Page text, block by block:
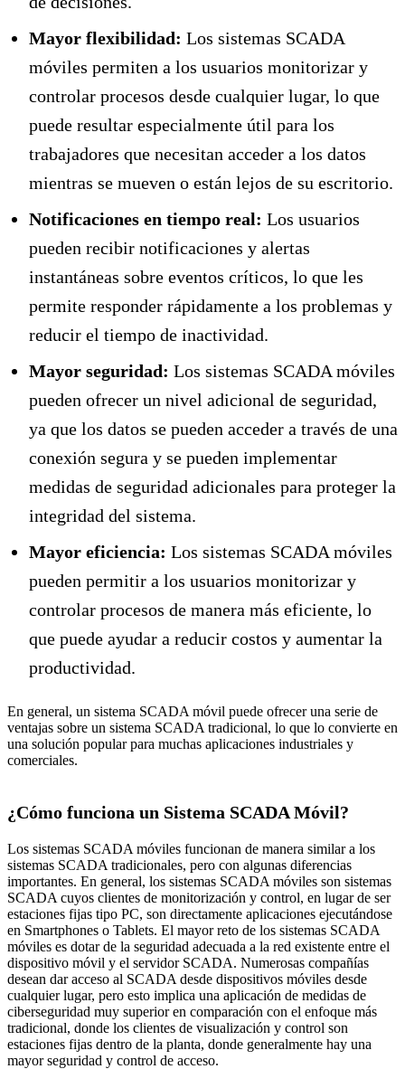
Mayor flexibilidad: Los sistemas SCADA
móviles permiten a los usuarios monitorizar y
controlar procesos desde cualquier lugar, lo que
puede resultar especialmente útil para los
trabajadores que necesitan acceder a los datos
mientras se mueven o están lejos de su escritorio.
Notificaciones en tiempo real: Los usuarios
pueden recibir notificaciones y alertas
instantáneas sobre eventos críticos, lo que les
permite responder rápidamente a los problemas y
reducir el tiempo de inactividad.
Mayor seguridad: Los sistemas SCADA móviles
pueden ofrecer un nivel adicional de seguridad,
ya que los datos se pueden acceder a través de una
conexión segura y se pueden implementar
medidas de seguridad adicionales para proteger la
integridad del sistema.
Mayor eficiencia: Los sistemas SCADA móviles
pueden permitir a los usuarios monitorizar y
controlar procesos de manera más eficiente, lo
que puede ayudar a reducir costos y aumentar la
productividad.
En general, un sistema SCADA móvil puede ofrecer una serie de
ventajas sobre un sistema SCADA tradicional, lo que lo convierte en
una solución popular para muchas aplicaciones industriales y
comerciales.
¿Cómo funciona un Sistema SCADA Móvil?
Los sistemas SCADA móviles funcionan de manera similar a los
sistemas SCADA tradicionales, pero con algunas diferencias
importantes. En general, los sistemas SCADA móviles son sistemas
SCADA cuyos clientes de monitorización y control, en lugar de ser
estaciones fijas tipo PC, son directamente aplicaciones ejecutándose
en Smartphones o Tablets. El mayor reto de los sistemas SCADA
móviles es dotar de la seguridad adecuada a la red existente entre el
dispositivo móvil y el servidor SCADA. Numerosas compañías
desean dar acceso al SCADA desde dispositivos móviles desde
cualquier lugar, pero esto implica una aplicación de medidas de
ciberseguridad muy superior en comparación con el enfoque más
tradicional, donde los clientes de visualización y control son
estaciones fijas dentro de la planta, donde generalmente hay una
mayor seguridad y control de acceso.